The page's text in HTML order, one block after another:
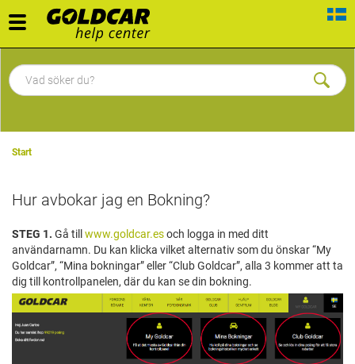
Toggle
navigation
Start
Hur avbokar jag en Bokning?
STEG 1. Gå till www.goldcar.esoch logga in med ditt
användarnamn. Du kan klicka vilket alternativ som du önskar “My
Goldcar”, “Mina bokningar” eller “Club Goldcar”, alla 3 kommer att ta
dig till kontrollpanelen, där du kan se din bokning.